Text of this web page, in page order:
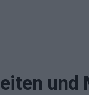
und